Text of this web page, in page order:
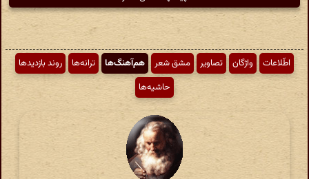
اطّلاعات واژگان تصاویر مشق شعر هم‌آهنگ‌ها ترانه‌ها
روند بازدیدها
حاشیه‌ها